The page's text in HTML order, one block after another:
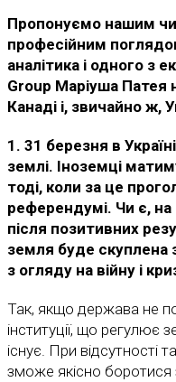
Пропонуємо нашим
професійним
аналітика і одного з
Group Маріуша Патея
Канаді і, звичайно ж,
1. 31 березня в
землі. Іноземці
тоді, коли за це
референдумі. Чи є,
після позитивних
земля буде скуплена
з огляду на війну і
Так, якщо держава не
інституції, що регулює
існує. При відсутності
зможе якісно